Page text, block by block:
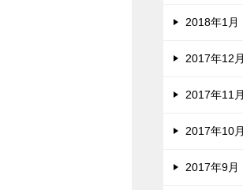
2018年1月
2017年12月
2017年11月
2017年10月
2017年9月